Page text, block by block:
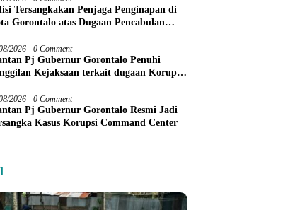
Tersangkakan Penjaga Penginapan di
Gorontalo atas Dugaan Pencabulan
2026 0 Comment
Pj Gubernur Gorontalo Penuhi
Kejaksaan terkait dugaan Korupsi
2026 0 Comment
Pj Gubernur Gorontalo Resmi Jadi
Kasus Korupsi Command Center